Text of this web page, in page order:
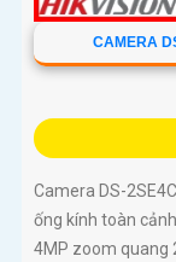
CAMERA
Camera DS-
ống kính toàn
4MP zoom quang